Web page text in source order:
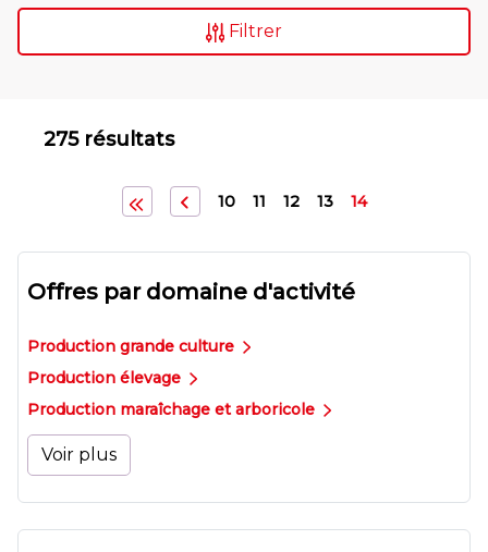
Filtrer
275 résultats
10 11 12 13 14
Offres par domaine d'activité
Production grande culture
Production élevage
Production maraîchage et arboricole
Voir plus